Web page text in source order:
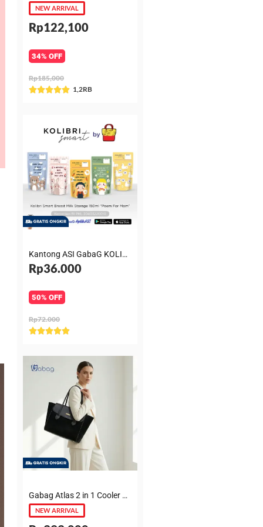
NEW ARRIVAL
Rp122,100
34% OFF
Rp185,000
Rated
of
1,2RB
Kantong ASI GabaG KOLIBRI KASIP 150 ml Poem for Mom
Rp36.000
50% OFF
Rp72.000
Rated
5
Gabag Atlas 2 in 1 Cooler & Diaper Bag Premium Suede – Tas bayi + Thermal pouch 20 Jam, Leakproof, Garansi 6 Bulan
NEW ARRIVAL